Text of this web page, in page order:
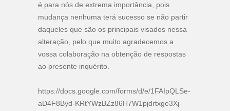
é para nós de extrema importância, pois
mudança nenhuma terá sucesso se não partir
daqueles que são os principais visados nessa
alteração, pelo que muito agradecemos a
vossa colaboração na obtenção de respostas
ao presente inquérito.
https://docs.google.com/forms/d/e/1FAIpQLSe-
aD4F8Byd-KRtYWzBZz86H7W1pjdrtxge3Xj-